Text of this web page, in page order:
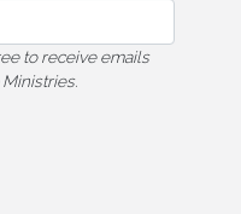
to receive emails